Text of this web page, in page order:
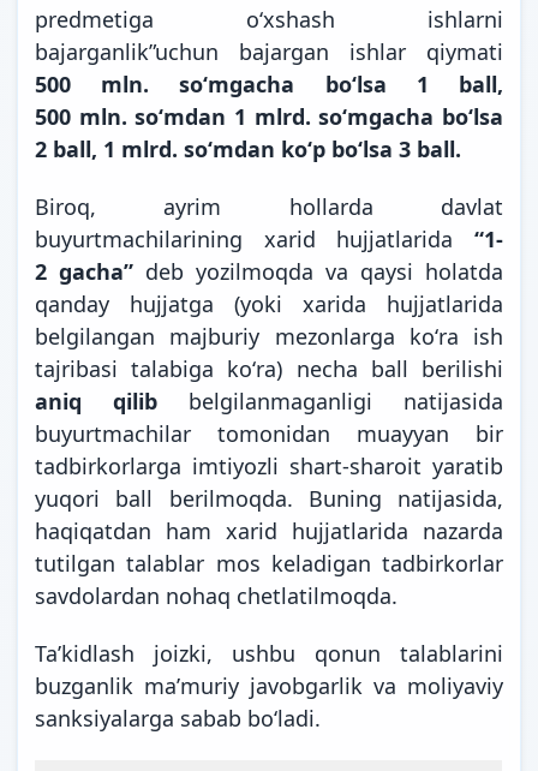
predmetiga oʻxshash ishlarni
bajarganlik”uchun bajargan ishlar qiymati
500 mln. soʻmgacha boʻlsa 1 ball,
500 mln. soʻmdan 1 mlrd. soʻmgacha boʻlsa
2 ball, 1 mlrd. soʻmdan koʻp boʻlsa 3 ball.
Biroq, ayrim hollarda davlat
buyurtmachilarining xarid hujjatlarida “1-
2 gacha” deb yozilmoqda va qaysi holatda
qanday hujjatga (yoki xarida hujjatlarida
belgilangan majburiy mezonlarga koʻra ish
tajribasi talabiga koʻra) necha ball berilishi
aniq qilib belgilanmaganligi natijasida
buyurtmachilar tomonidan muayyan bir
tadbirkorlarga imtiyozli shart-sharoit yaratib
yuqori ball berilmoqda. Buning natijasida,
haqiqatdan ham xarid hujjatlarida nazarda
tutilgan talablar mos keladigan tadbirkorlar
savdolardan nohaq chetlatilmoqda.
Taʼkidlash joizki, ushbu qonun talablarini
buzganlik maʼmuriy javobgarlik va moliyaviy
sanksiyalarga sabab boʻladi.